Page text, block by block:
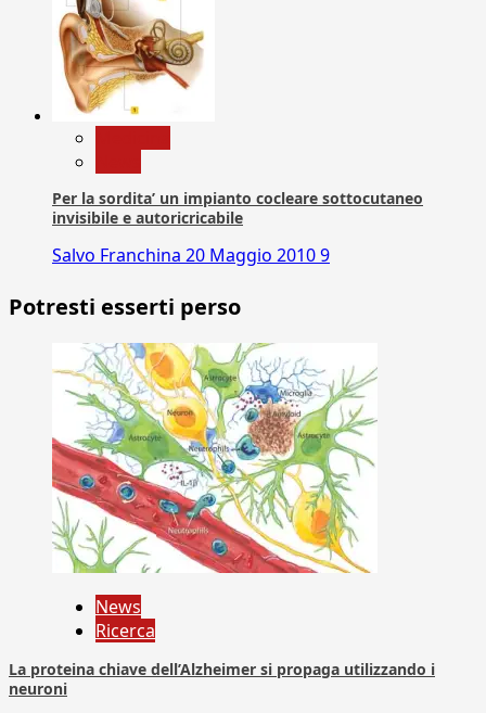
Per la sordita’ un impianto cocleare sottocutaneo
invisibile e autoricricabile
Salvo Franchina 20 Maggio 20109
Potresti esserti perso
News
Ricerca
La proteina chiave dell’Alzheimer si propaga utilizzando i
neuroni